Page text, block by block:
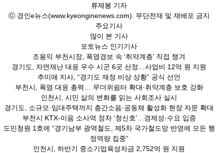
류제봉 기자
ⓒ 경인e뉴스(www.kyeonginenews.com). 무단전재 및 재배포 금지
주요기사
많이 본 기사
포토뉴스 인기기사
조용익 부천시장, 폭염경보 속 ‘취약계층’ 직접 챙겨
경기도, 자연재난 대응 우수 시군 6곳 선정…사업비 12억 원 지원
추미애 지사, “경기도 재정 비상 상황” 공식 선언
부천시, 폭염 대응 총력… 무더위쉼터 확대·취약계층 보호 강화
인천시, 시민 삶의 변화를 읽는 사회조사 실시
경기도, 소규모·임대주택까지 층간소음·공동체 활성화 현장 자문 확대
부천시 KTX-이음 소사역 정차 ‘청신호’…경제성·수요 입증
도민청원 1호에 “경기남부 광역철도, 제5차 국가철도망 반영에 모든 행
정역량 집중”
인천시, 하반기 중소기업육성자금 2,752억 원 지원